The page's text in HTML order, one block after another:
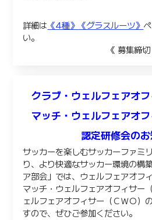
詳細は 《4種》 《グラスルーツ》
い。
《 募集締
クラブ・ウェルフェアオフ
マッチ・ウェルフェアオフ
認定研修会の
サッカーを楽しむサッカーファミ
り、より快適なサッカー環境の構
ア部会」では、ウェルフェアオフ
マッチ・ウェルフェアオフィサー
ェルフェアオフィサー（ＣＷＯ）
すので、ぜひご参加ください。